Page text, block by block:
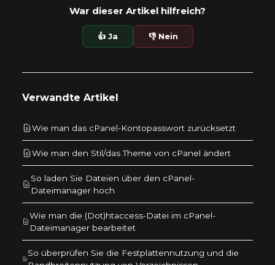
War dieser Artikel hilfreich?
👍 Ja 👎 Nein
Verwandte Artikel
Wie man das cPanel-Kontopasswort zurücksetzt
Wie man den Stil/das Theme von cPanel ändert
So laden Sie Dateien über den cPanel-
Dateimanager hoch
Wie man die (Dot)htaccess-Datei im cPanel-
Dateimanager bearbeitet
So überprüfen Sie die Festplattennutzung und die